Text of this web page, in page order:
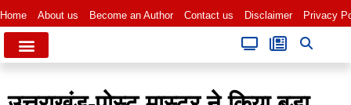
Home About us Become an Author Contact us Disclaimer Privacy